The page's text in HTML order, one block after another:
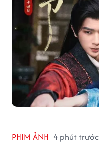
PHIM ẢNH 4 phút trước